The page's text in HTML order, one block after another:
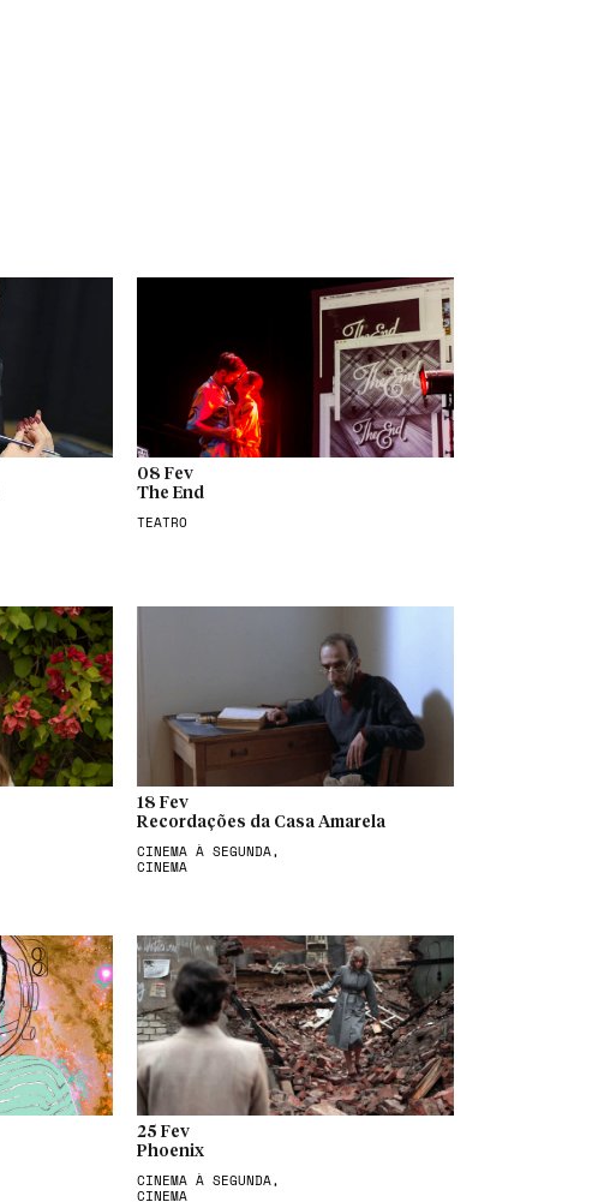
08 Fev
The End
TEATRO
18 Fev
Recordações da Casa Amarela
CINEMA À SEGUNDA,
CINEMA
25 Fev
Phoenix
CINEMA À SEGUNDA,
CINEMA